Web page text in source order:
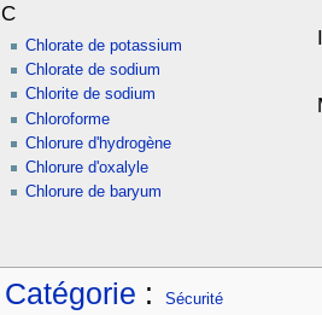
C
Chlorate de potassium
Chlorate de sodium
Chlorite de sodium
Chloroforme
Chlorure d'hydrogène
Chlorure d'oxalyle
Chlorure de baryum
I
Catégorie : Sécurité